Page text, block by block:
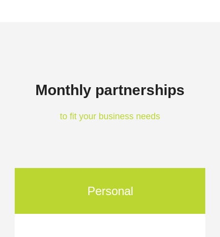
Monthly partnerships
to fit your business needs
Personal